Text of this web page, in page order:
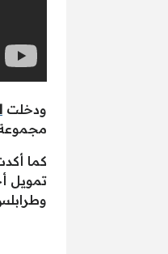
ودخلت
مجموعة
كما
تمويل